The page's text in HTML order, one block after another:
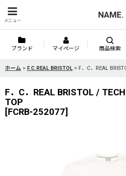
メニュー
NAME.
ブランド マイページ 商品検索
ホーム > F.C.REAL BRISTOL > F．C．REAL
F．C．REAL BRISTOL /
TOP
[FCRB-252077]